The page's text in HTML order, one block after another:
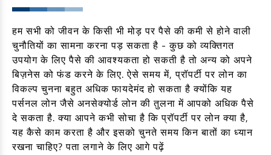
हम सभी को जीवन के किसी भी मोड़ पर पैसे की कमी से होने वाली
चुनौतियों का सामना करना पड़ सकता है - कुछ को व्यक्तिगत
उपयोग के लिए पैसे की आवश्यकता हो सकती है तो अन्य को अपने
बिज़नेस को फंड करने के लिए. ऐसे समय में, प्रॉपर्टी पर लोन का
विकल्प चुनना बहुत अधिक फायदेमंद हो सकता है क्योंकि यह
पर्सनल लोन जैसे अनसेक्योर्ड लोन की तुलना में आपको अधिक पैसे
दे सकता है. क्या आपने कभी सोचा है कि प्रॉपर्टी पर लोन क्या है,
यह कैसे काम करता है और इसको चुनते समय किन बातों का ध्यान
रखना चाहिए? पता लगाने के लिए आगे पढ़ें
प्रधानमंत्री आवास योजना (शहरी) 2.0 - PMAY (U) 2.0
बिज़नेस लोन
कार लोन
टू-व्हीलर लोन
EV कार लोन
ट्रैक्टर लोन
गोल्ड लोन